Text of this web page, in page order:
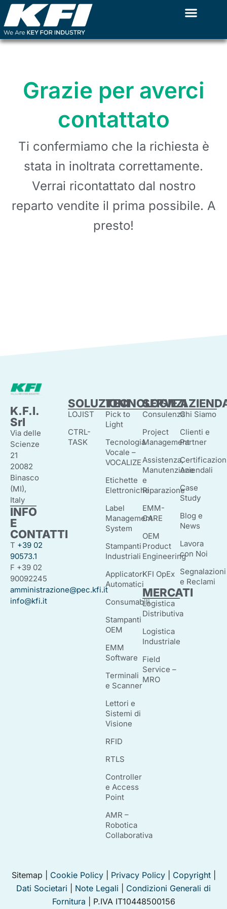
Vai
contenuto
Grazie per averci
contattato
Ti confermiamo che la richiesta è
stata in inoltrata correttamente.
Verrai ricontattato dal nostro
reparto vendite il prima possibile. A
presto!
K.F.I.
Srl
Via delle
Scienze
21
20082
Binasco
(MI),
Italy
INFO
E
CONTATTI
T +39 02
90573.1
F +39 02
90092245
amministrazione@pec.kfi.it
info@kfi.it
SOLUZIONI
LOJIST
CTRL-
TASK
TECNOLOGIE
Pick to
Light
Tecnologia
Vocale –
VOCALIZE
Etichette
Elettroniche
Label
Management
System
Stampanti
Industriali
Applicatori
Automatici
Consumabili
Stampanti
OEM
EMM
Software
Terminali
e Scanner
Lettori e
Sistemi di
Visione
RFID
RTLS
Controller
e Access
Point
AMR –
Robotica
Collaborativa
SERVIZI
Consulenza
Project
Management
Assistenza,
Manutenzione
e
Riparazione
EMM-
CARE
OEM
Product
Engineering
KFI OpEx
MERCATI
Logistica
Distributiva
Logistica
Industriale
Field
Service –
MRO
Chi Siamo
Clienti e
Partner
Aziendali
Case
Study
Blog e
News
Lavora
con Noi
Segnalazioni
e Reclami
Sitemap | Cookie Policy| Privacy Policy| Copyright|
Dati Societari
Note Legali
Condizioni Generali di
Fornitura | P.IVA IT10448500156